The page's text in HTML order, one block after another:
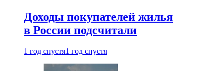
Доходы покупателей жилья
в России подсчитали
1 год спустя1 год спустя